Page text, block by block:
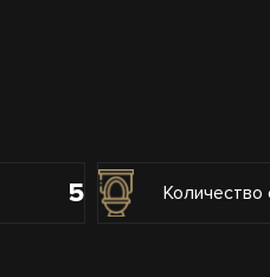
5 Количество